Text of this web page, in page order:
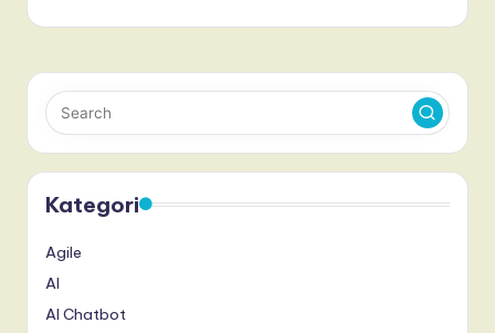
Kategori
Agile
AI
AI Chatbot